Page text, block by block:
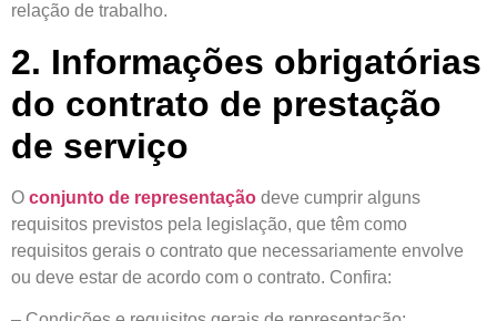
relação de trabalho.
2. Informações obrigatórias
do contrato de prestação
de serviço
O conjunto de representação deve cumprir alguns
requisitos previstos pela legislação, que têm como
requisitos gerais o contrato que necessariamente envolve
ou deve estar de acordo com o contrato. Confira: